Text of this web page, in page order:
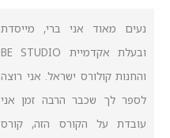
נעים מאוד אני ברי, מייסדת
ובעלת אקדמיית BE STUDIO
והחנות קולורס ישראל. אני רוצה
לספר לך שכבר הרבה זמן אני
עובדת על הקורס הזה, קורס